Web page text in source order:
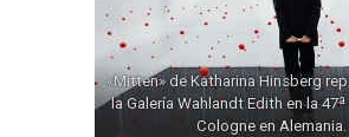
«Mitten» de Katharina Hinsberg
la Galería Wahlandt Edith en la
Cologne en Alemania.